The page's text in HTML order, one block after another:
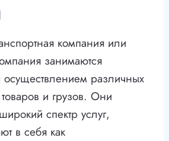
компания или
занимаются
осуществлением различных
и грузов. Они
спектр услуг,
в себя как